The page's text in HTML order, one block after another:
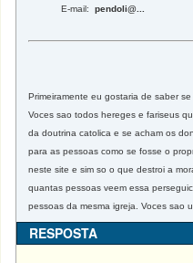
E-mail:pendoli@...
Primeiramente eu gostaria de saber
Voces sao todos hereges e fariseus
da doutrina catolica e se acham os
para as pessoas como se fosse o
neste site e sim so o que destroi a
quantas pessoas veem essa
pessoas da mesma igreja. Voces sao
RESPOSTA